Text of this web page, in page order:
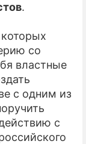
.
со
властные
с одним из
с